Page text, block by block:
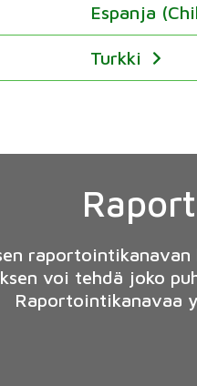
Espanja
Turkki
voi tehdä joko
Raportointikanavaa